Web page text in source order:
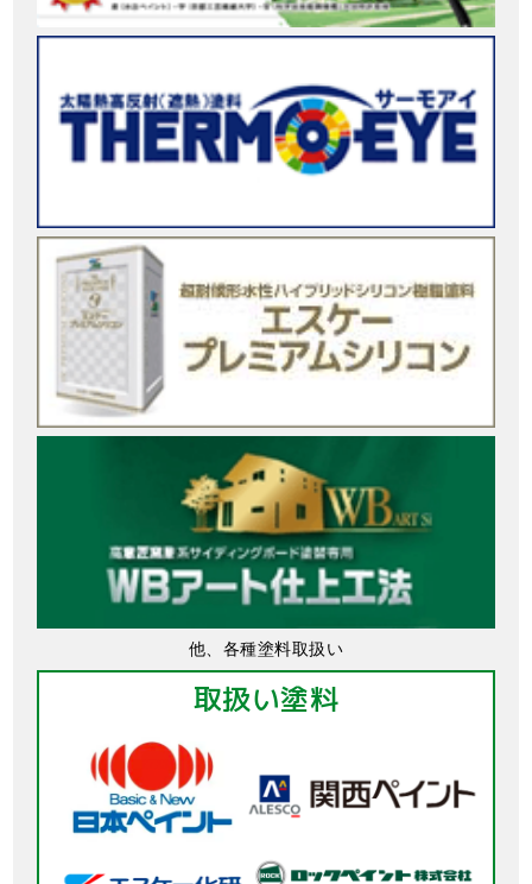
他、各種塗料取扱い
取扱い塗料